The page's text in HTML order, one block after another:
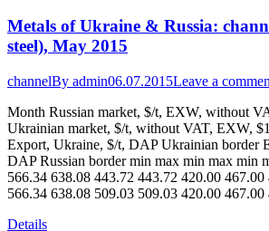
Metals of Ukraine & Russia:
steel), May 2015
channelBy admin06.07.2015Leave a
Month Russian market, $/t, EXW, without
Ukrainian market, $/t, without VAT, EXW,
Export, Ukraine, $/t, DAP Ukrainian border
DAP Russian border min max min max min
566.34 638.08 443.72 443.72 420.00
566.34 638.08 509.03 509.03 420.00
Details